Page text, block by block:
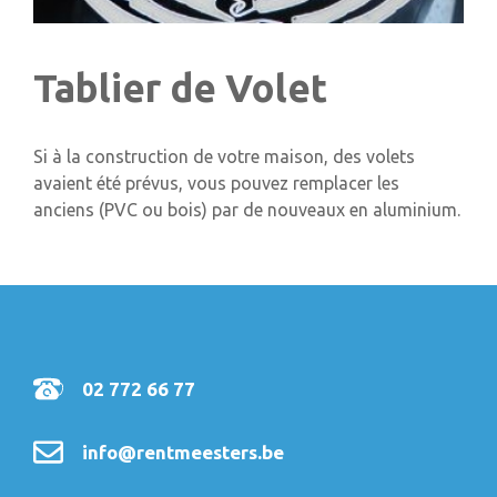
Tablier de Volet
Si à la construction de votre maison, des volets
avaient été prévus, vous pouvez remplacer les
anciens (PVC ou bois) par de nouveaux en aluminium.
02 772 66 77
info@rentmeesters.be